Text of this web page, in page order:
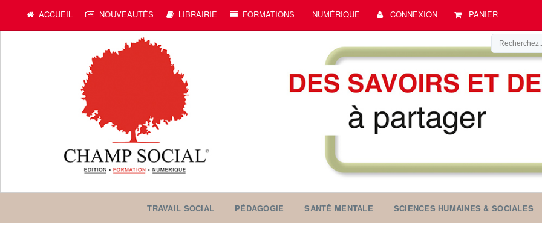
ACCUEIL NOUVEAUTÉS LIBRAIRIE FORMATIONS NUMÉRIQUE CONNEXION PANIER
TRAVAIL SOCIAL PÉDAGOGIE SANTÉ MENTALE SCIENCES HUMAINES & SOCIALES